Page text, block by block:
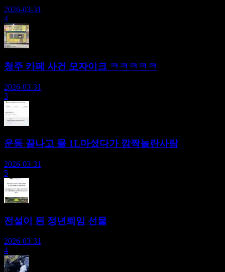
2026-03-31
4
청주 카페 사건 모자이크 ㅋㅋㅋㅋㅋ
2026-03-31
3
운동 끝나고 물 1L마셨다가 깜짝놀란사람
2026-03-31
5
전설이 된 정년퇴임 선물
2026-03-31
4